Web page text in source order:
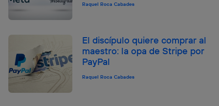
Raquel Roca Cabades
El discípulo quiere comprar al
maestro: la opa de Stripe por
PayPal
Raquel Roca Cabades